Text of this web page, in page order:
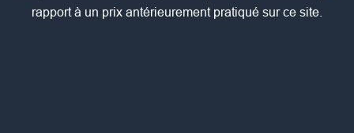
rapport à un prix antérieurement pratiqué sur ce site.